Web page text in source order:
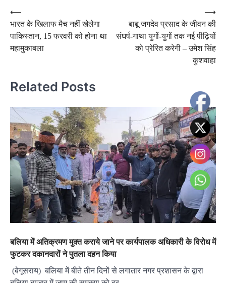
Post
navigation
⟵
भारत के खिलाफ मैच नहीं खेलेगा
पाकिस्तान, 15 फरवरी को होना था
महामुकाबला
बाबू जगदेव प्रसाद के जीवन की
संघर्ष-गाथा युगों-युगों तक नई पीढ़ियों
को प्रेरित करेगी – उमेश सिंह
कुशवाहा
⟶
Related Posts
बलिया में अतिक्रमण मुक्त कराये जाने पर कार्यपालक अधिकारी के विरोध में
फुटकर दकानदारों ने पुतला दहन किया
(बेगूसराय) बलिया में बीते तीन दिनों से लगातार नगर प्रशासन के द्वारा